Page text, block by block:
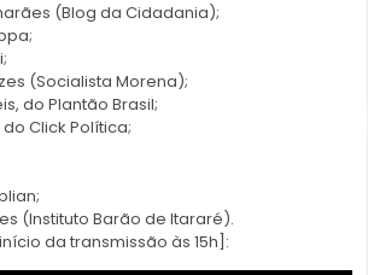
(Blog da Cidadania);
(Socialista Morena);
do Plantão Brasil;
Click Política;
(Instituto Barão de Itararé).
da transmissão às 15h]: